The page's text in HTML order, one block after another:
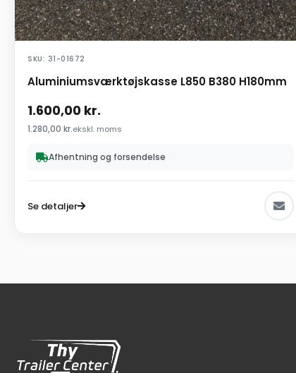
SKU: 31-01672
Aluminiumsværktøjskasse L850 B380 H180mm
1.600,00 kr.
1.280,00 kr.ekskl. moms
Afhentning og forsendelse
Se detaljer